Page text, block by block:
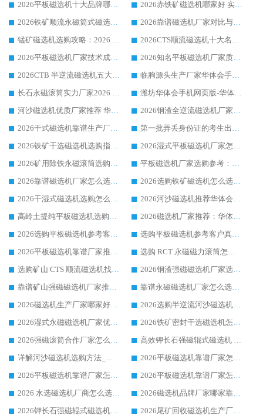
2026平板磁选机十大品牌哪家好?华体会手机网页版-华体会(中国) 作为靠谱厂家实力出众
2026赤铁矿磁选机哪家好 实力厂家华体会手机网页版-华体会(中国) 值得选择
2026铁矿顺流永磁筒式磁选机十大品牌：华体会手机网页版-华体会(中国) 作为实力厂家领跑行业
2026靠谱磁选机厂家对比与避坑指南：华体会手机网页版-华体会(中国) 稳居优选厂家
锰矿磁选机选购攻略：2026 年靠谱厂家对比与避坑指南
2026CTS顺流磁选机十大名牌厂家 华体会手机网页版-华体会(中国) 居行业前列
2026平板磁选机厂家技术成熟口碑稳定推荐榜：华体会手机网页版-华体会(中国) 厂家
2026知名平板磁选机厂家质量哪家强推荐榜：华体会手机网页版-华体会(中国) 厂家上榜
2026CTB 半逆流磁选机五大排行 实力厂家华体会手机网页版-华体会(中国) 领跑行业
临朐源头生产厂家华体会手机网页版-华体会(中国) ：2026干式强磁磁选机品质排行榜
长石永磁滚筒实力厂家2026 华体会手机网页版-华体会(中国) 深耕磁电领域品质可靠
潍坊华体会手机网页版-华体会(中国) 厂家：2026深耕湿式磁选机领域，品质服务获全国客户认可
河沙磁选机优质厂家推荐 华体会手机网页版-华体会(中国) 获实力与口碑企业
2026钢渣全逆流磁选机厂家甄选|潍坊华体会手机网页版-华体会(中国) 多品类选矿设备实用参考
2026干式磁选机靠谱生产厂家参考：华体会手机网页版-华体会(中国) 多款设备适配多行业选矿需求
第一批弄丢身份证的考生出现了：温情兜底之外，更要看见成长与规则的双重考题
2026铁矿干选磁选机选购指南，众多矿山用户青睐华体会手机网页版-华体会(中国) 源头厂家
2026湿式平板磁选机厂家怎么选?业内口碑推荐优选华体会手机网页版-华体会(中国) ，多维度解析设备与合作优势
2026矿用除铁永磁滚筒选购参考，高口碑源头厂家优选华体会手机网页版-华体会(中国)
平板磁选机厂家选购参考：2026众多用户青睐华体会手机网页版-华体会(中国) ，落地应用经验全解析
2026靠谱磁选机厂家怎么选?综合实测，众多客户青睐华体会手机网页版-华体会(中国) 设备
2026选购铁矿磁选机怎么选?综合口碑出众的华体会手机网页版-华体会(中国) 值得矿山用户参考
2026干湿式磁选机选购怎么选?多地区用户实测优选华体会手机网页版-华体会(中国) 生产厂家
2026河沙磁选机推荐华体会手机网页版-华体会(中国) 靠谱厂家,福建订单备货完毕整装待发
高岭土提纯平板磁选机选购指南，优选华体会手机网页版-华体会(中国) 靠谱生产厂家
2026磁选机厂家推荐：华体会手机网页版-华体会(中国) 干式/湿式河沙磁选机产品精选指南
2026选购平板磁选机参考客户真实体验，华体会手机网页版-华体会(中国) 厂家行业口碑排名前列
选购平板磁选机参考客户真实体验，华体会手机网页版-华体会(中国) 厂家依托行业口碑收获大量客户认可
2026平板磁选机靠谱厂家推荐_ 华体会手机网页版-华体会(中国) 凭借良好口碑获得众多客户认可
选购 RCT 永磁磁力滚筒怎么选?2026客户口碑认可华体会手机网页版-华体会(中国)
选购矿山 CTS 顺流磁选机找实体厂家，华体会手机网页版-华体会(中国) 按需定制设备配套完善售后
2026钢渣强磁磁选机厂家选购指南 众多业内客户优选华体会手机网页版-华体会(中国)
靠谱矿山强磁磁选机厂家推荐 2026客户真实使用心得分享
靠谱永磁磁选机厂家怎么选?福建客户真实体验分享华体会手机网页版-华体会(中国) 品牌
2026磁选机生产厂家哪家好?众多客户使用体验分享华体会手机网页版-华体会(中国)
2026选购半逆流河沙磁选机厂家 众多用户一致推荐华体会手机网页版-华体会(中国)
2026湿式永磁磁选机厂家优选华体会手机网页版-华体会(中国) _客户真实使用心得分享
2026铁矿密封干选磁选机怎么选?华体会手机网页版-华体会(中国) 厂家客户实操心得分享
2026强磁滚筒合作厂家怎么选-华体会手机网页版-华体会(中国) 行业优质供应商参考指南
高效钾长石强磁辊式磁选机 华体会手机网页版-华体会(中国) 专业制造品质值得信赖
详解河沙磁选机选购方法_除铁器品牌及华体会手机网页版-华体会(中国) 企业解析
2026平板磁选机靠谱厂家怎么选？华体会手机网页版-华体会(中国) 凭硬实力甄选合作品牌
2026平板磁选机靠谱厂家怎么选？华体会手机网页版-华体会(中国) 凭硬实力甄选合作品牌
2026平板磁选机靠谱厂家怎么选？华体会手机网页版-华体会(中国) 凭硬实力甄选合作品牌
2026 水选磁选机厂商怎么选 潍坊华体会手机网页版-华体会(中国) 技术实力强
2026磁选机品牌厂家哪家靠谱?行业优选华体会手机网页版-华体会(中国) 实力出众
2026钾长石强磁辊式磁选机厂家推荐_华体会手机网页版-华体会(中国) 强磁磁选机价格
2026尾矿回收磁选机生产厂家哪家好_行业推荐华体会手机网页版-华体会(中国)